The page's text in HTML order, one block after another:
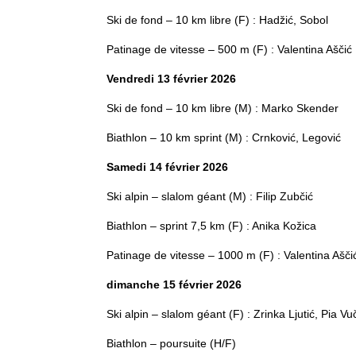
Ski de fond – 10 km libre (F) : Hadžić, Sobol
Patinage de vitesse – 500 m (F) : Valentina Aščić
Vendredi 13 février 2026
Ski de fond – 10 km libre (M) : Marko Skender
Biathlon – 10 km sprint (M) : Crnković, Legović
Samedi 14 février 2026
Ski alpin – slalom géant (M) : Filip Zubčić
Biathlon – sprint 7,5 km (F) : Anika Kožica
Patinage de vitesse – 1000 m (F) : Valentina
dimanche 15 février 2026
Ski alpin – slalom géant (F) : Zrinka Ljutić, Pia
Biathlon – poursuite (H/F)